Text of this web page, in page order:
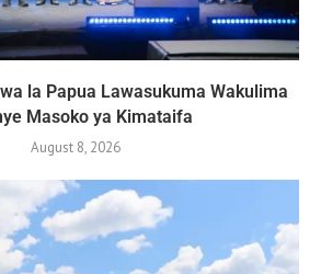
la Papua Lawasukuma Wakulima
Masoko ya Kimataifa
August 8, 2026